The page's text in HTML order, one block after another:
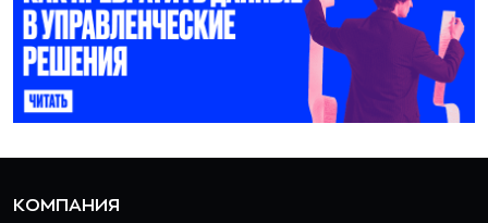
КОМПАНИЯ